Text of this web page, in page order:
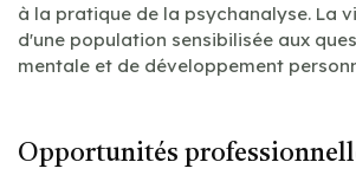
à la pratique de la psychanalyse. La
d'une population sensibilisée aux
mentale et de développement
Opportunités